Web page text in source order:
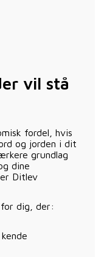
vil stå
fordel, hvis
og jorden i dit
grundlag
dine
Ditlev
dig, der: